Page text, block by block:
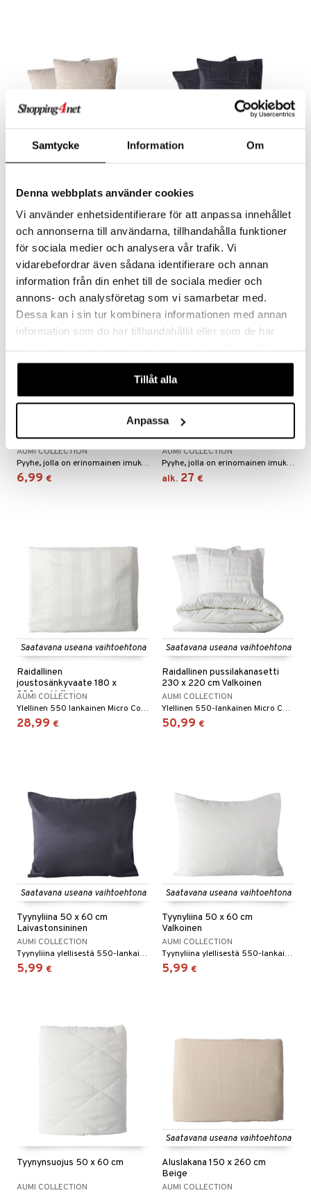
Samtycke Information Om
Denna webbplats använder cookies
Vi använder enhetsidentifierare för att anpassa innehållet
och annonserna till användarna, tillhandahålla funktioner
för sociala medier och analysera vår trafik. Vi
vidarebefordrar även sådana identifierare och annan
information från din enhet till de sociala medier och
annons- och analysföretag som vi samarbetar med.
Dessa kan i sin tur kombinera informationen med annan
information som du har tillhandahållit eller som de har
våra cookies vid fortsatt användande av vår webbplats.
Tillåt alla
Anpassa
cm Beige
Ylellinen 550 lankainen Micro Cotton -pussilakanasetti.
49 €
cm Laivastonsininen
Ylellinen 550 lankainen Micro Cotton -pussilakanasetti.
49 €
Saatavana useana vaihtoehtona
Beige
AUMI COLLECTION
Pyyhe, jolla on erinomainen imukyky.
6,99 €
Saatavana useana vaihtoehtona
Puuvillapyyhe 76 x 152 cm
Beige
AUMI COLLECTION
Pyyhe, jolla on erinomainen imukyky.
alk. 27 €
Saatavana useana vaihtoehtona
Raidallinen
joustosänkyvaate 180 x
200 cm Valkoinen
AUMI COLLECTION
Ylellinen 550 lankainen Micro Cotton -kuminauhalakana.
28,99 €
Saatavana useana vaihtoehtona
Raidallinen pussilakanasetti
230 x 220 cm Valkoinen
AUMI COLLECTION
Ylellinen 550-lankainen Micro Cotton -pussilakanasetti.
50,99 €
Saatavana useana vaihtoehtona
Tyynyliina 50 x 60 cm
Laivastonsininen
AUMI COLLECTION
Tyynyliina ylellisestä 550-lankaisesta Micro Cottonista.
5,99 €
Saatavana useana vaihtoehtona
Tyynyliina 50 x 60 cm
Valkoinen
AUMI COLLECTION
Tyynyliina ylellisestä 550-lankaisesta Micro Cottonista.
5,99 €
Tyynynsuojus 50 x 60 cm
AUMI COLLECTION
Saatavana useana vaihtoehtona
Aluslakana 150 x 260 cm
Beige
AUMI COLLECTION